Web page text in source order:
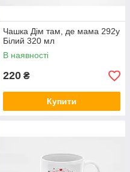
Чашка Дім там, де мама 292у
Білий 320 мл
В наявності
220 ₴
Купити